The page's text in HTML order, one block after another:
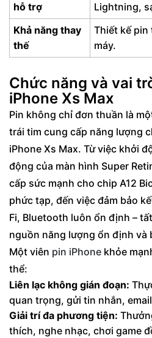
hỗ trợ
Lightning,
Khả năng thay
thế
Thiết kế
máy.
Chức năng và vai
iPhone Xs Max
Pin không chỉ đơn thuần là
trái tim cung cấp năng lượng
iPhone Xs Max. Từ việc khởi
động của màn hình Super
cấp sức mạnh cho chip A12
phức tạp, đến việc đảm bảo
Fi, Bluetooth luôn ổn định –
nguồn năng lượng ổn định và
Một viên pin iPhone khỏe
thể:
Liên lạc không gián đoạn:
quan trọng, gửi tin nhắn,
Giải trí đa phương tiện:
thích, nghe nhạc, chơi game